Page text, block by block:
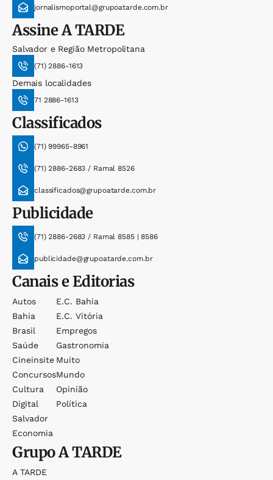
jornalismoportal@grupoatarde.com.br
AssineA TARDE
Salvador e Região Metropolitana
(71) 2886-1613
Demais localidades
71 2886-1613
Classificados
(71) 99965-8961
(71) 2886-2683 / Ramal 8526
classificados@grupoatarde.com.br
Publicidade
(71) 2886-2683 / Ramal 8585 | 8586
publicidade@grupoatarde.com.br
Canais e Editorias
Autos
Bahia
Brasil
Saúde
Cineinsite
Concursos
Cultura
Digital
Salvador
Economia
E.c. Bahia
E.c. Vitória
Empregos
Gastronomia
Muito
Mundo
Opinião
Política
GrupoA TARDE
A TARDE